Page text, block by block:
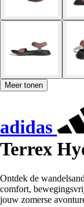
Meer tonen
adidas
Terrex
Ontdek de
comfort,
jouw zomerse